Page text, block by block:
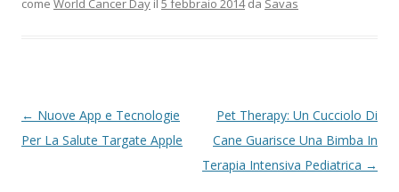
Navigazione articolo
← Nuove App e Tecnologie
Per La Salute Targate Apple
Pet Therapy: Un Cucciolo Di
Cane Guarisce Una Bimba In
Terapia Intensiva Pediatrica →